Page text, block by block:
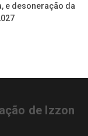
e desoneração da
de Izzon